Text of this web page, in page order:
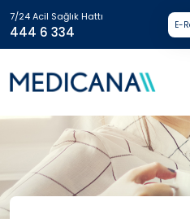
7/24 Acil Sağlık Hattı
444 6 334 E-